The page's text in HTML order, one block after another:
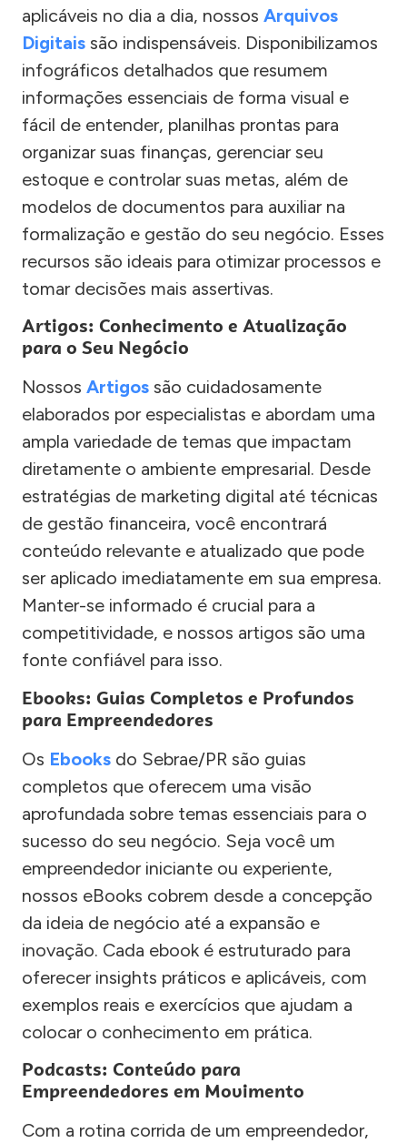
aplicáveis no dia a dia, nossos Arquivos
Digitais são indispensáveis. Disponibilizamos
infográficos detalhados que resumem
informações essenciais de forma visual e
fácil de entender, planilhas prontas para
organizar suas finanças, gerenciar seu
estoque e controlar suas metas, além de
modelos de documentos para auxiliar na
formalização e gestão do seu negócio. Esses
recursos são ideais para otimizar processos e
tomar decisões mais assertivas.
Artigos: Conhecimento e Atualização
para o Seu Negócio
Nossos Artigos são cuidadosamente
elaborados por especialistas e abordam uma
ampla variedade de temas que impactam
diretamente o ambiente empresarial. Desde
estratégias de marketing digital até técnicas
de gestão financeira, você encontrará
conteúdo relevante e atualizado que pode
ser aplicado imediatamente em sua empresa.
Manter-se informado é crucial para a
competitividade, e nossos artigos são uma
fonte confiável para isso.
Ebooks: Guias Completos e Profundos
para Empreendedores
Os Ebooks do Sebrae/PR são guias
completos que oferecem uma visão
aprofundada sobre temas essenciais para o
sucesso do seu negócio. Seja você um
empreendedor iniciante ou experiente,
nossos eBooks cobrem desde a concepção
da ideia de negócio até a expansão e
inovação. Cada ebook é estruturado para
oferecer insights práticos e aplicáveis, com
exemplos reais e exercícios que ajudam a
colocar o conhecimento em prática.
Podcasts: Conteúdo para
Empreendedores em Movimento
Com a rotina corrida de um empreendedor,